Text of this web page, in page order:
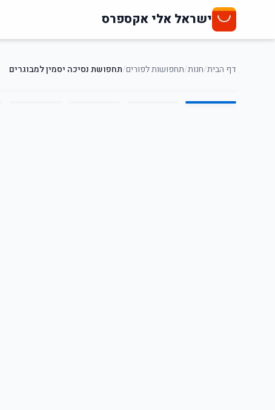
ישראל אלי אקספרס
דף הבית/חנות/תחפושות לפורים/תחפושת נסיכה יסמין למבוגרים
1
/
5